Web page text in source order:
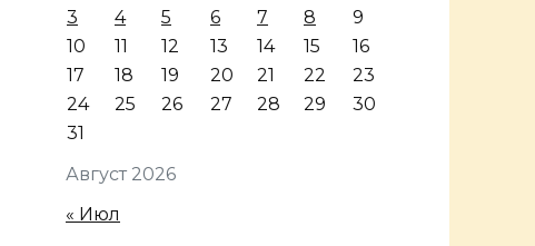
Август 2026
3
4 5 6 7 8
9
10
11 12 13 14 15
16
17
18 19 20 21 22
23
24
25 26 27 28 29
30
31
« Июл